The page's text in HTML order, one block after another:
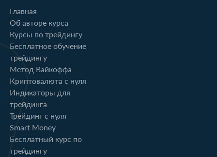
Главная
Об авторе курса
Курсы по трейдингу
Бесплатное обучение
трейдингу
Метод Вайкоффа
Криптовалюта с нуля
Индикаторы для
трейдинга
Трейдинг с нуля
Smart Money
Бесплатный курс по
трейдингу